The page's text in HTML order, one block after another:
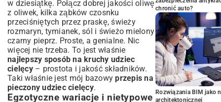
w dziesiątkę. Połącz dobrej jakości oliwę
z oliwek, kilka ząbków czosnku
przeciśniętych przez praskę, świeży
rozmaryn, tymianek, sól i świeżo mielony
czarny pieprz. Proste, a genialne. Nic
więcej nie trzeba. To jest właśnie
najlepszy sposób na kruchy udziec
cielęcy– prostota i jakość składników.
Taki właśnie jest mój bazowyprzepis na
pieczony udziec cielęcy.
Egzotyczne wariacje i nietypowe
chronić auto?
Rozwiązania BIM jako
architektonicznej